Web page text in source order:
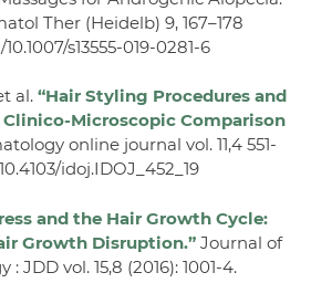
Ther (Heidelb) 9, 167–178
s13555-019-0281-6
al. “Hair Styling Procedures and
Microscopic Comparison
online journal vol. 11,4 551-
idoj.IDOJ_452_19
and the Hair Growth Cycle:
Growth Disruption.” Journal of
JDD vol. 15,8 (2016): 1001-4.